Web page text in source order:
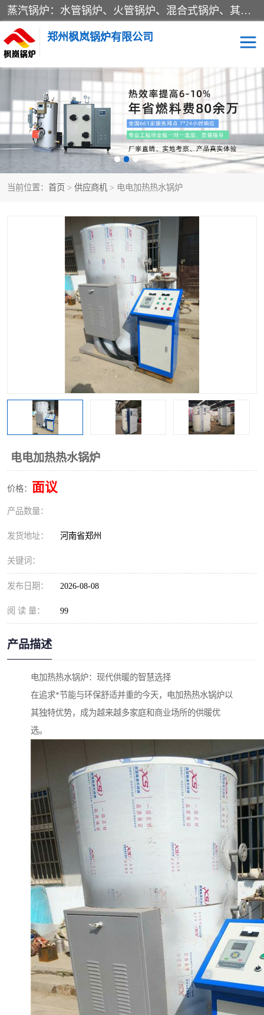
蒸汽锅炉：水管锅炉、火管锅炉、混合式锅炉、其他蒸汽锅炉； 热水锅炉：家用型集中供暖用热水锅炉、其他热水锅炉； 有机热载体锅炉； 船用蒸汽锅炉； （锅炉用辅助设备及装置）蒸汽冷凝器：表面冷凝器、混合式冷凝器、空冷式冷凝器、其他蒸汽冷凝器； 锅炉用辅助设备：节热器、蒸汽收集器、蓄能器、烟垢清除器、气体回收器、泥渣刮除器、空气预热器、其他锅炉用辅助设备；
郑州枫岚锅炉有限公司
当前位置： 首页 > 供应商机 > 电电加热热水锅炉
电电加热热水锅炉
价格： 面议
产品数量：
发货地址： 河南省郑州
关键词：
发布日期： 2026-08-08
阅 读 量： 99
产品描述
电加热热水锅炉：现代供暖的智慧选择
在追求*节能与环保舒适并重的今天，电加热热水锅炉以
其独特优势，成为越来越多家庭和商业场所的供暖优
选。